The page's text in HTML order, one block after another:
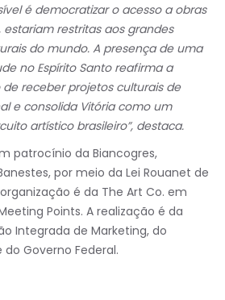
é democratizar o acesso a obras
restritas aos grandes
do mundo. A presença de uma
no Espírito Santo reafirma a
receber projetos culturais de
e consolida Vitória como um
artístico brasileiro”, destaca.
patrocínio da Biancogres,
por meio da Lei Rouanet de
é da The Art Co. em
Points. A realização é da
Integrada de Marketing, do
Governo Federal.